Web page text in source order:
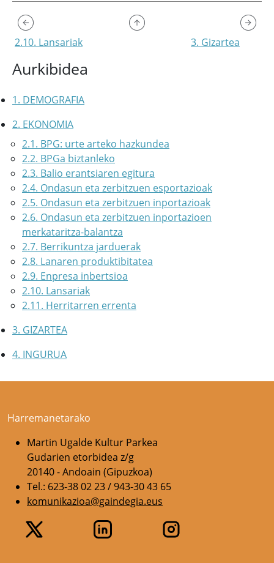
Aurkibidea
1. DEMOGRAFIA
2. EKONOMIA
2.1. BPG: urte arteko hazkundea
2.2. BPGa biztanleko
2.3. Balio erantsiaren egitura
2.4. Ondasun eta zerbitzuen esportazioak
2.5. Ondasun eta zerbitzuen inportazioak
2.6. Ondasun eta zerbitzuen inportazioen
merkataritza-balantza
2.7. Berrikuntza jarduerak
2.8. Lanaren produktibitatea
2.9. Enpresa inbertsioa
2.10. Lansariak
2.11. Herritarren errenta
3. GIZARTEA
4. INGURUA
2.10. Lansariak 3. Gizartea
Harremanetarako
Martin Ugalde Kultur Parkea
Gudarien etorbidea z/g
20140 - Andoain (Gipuzkoa)
Tel.: 623-38 02 23 / 943-30 43 65
komunikazioa@gaindegia.eus